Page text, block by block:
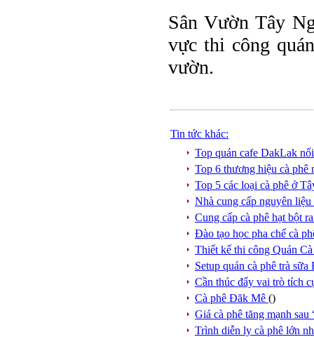
Sân Vườn Tây
vực thi công
vườn.
Tin tức khác:
Top quán cafe DakLak
Top 6 thương hiệu cà
Top 5 các loại cà phê ở
Nhà cung cấp nguyên
Cung cấp cà phê hạt bột
Đào tạo học pha chế cà
Thiết kế thi công Quán
Setup quán cà phê trà
Cần thúc đẩy vai trò tích
Cà phê Đăk Mê ()
Giá cà phê tăng mạnh
Trình diễn ly cà phê lớn